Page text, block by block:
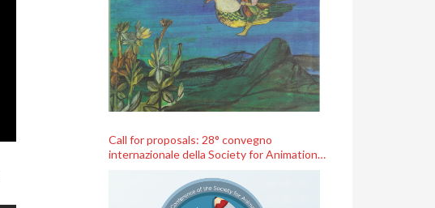
Call for proposals: 28° convegno
internazionale della Society for Animation